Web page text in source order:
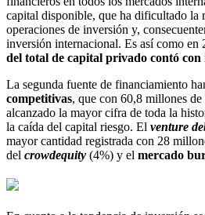
capital disponible, que ha dificultado la
operaciones de inversión y,
inversión internacional. Es así como en
del total de capital privado contó
La segunda fuente de financiamiento
competitivas, que con 60,8 millones
alcanzado la mayor cifra de toda la
la caída del capital riesgo. El venture
mayor cantidad registrada con 28
del crowdequity (4%) y el mercado